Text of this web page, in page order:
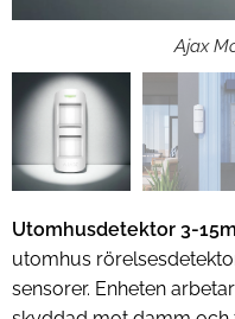
Ajax
Utomhusdetektor 3-
utomhus
sensorer. Enheten